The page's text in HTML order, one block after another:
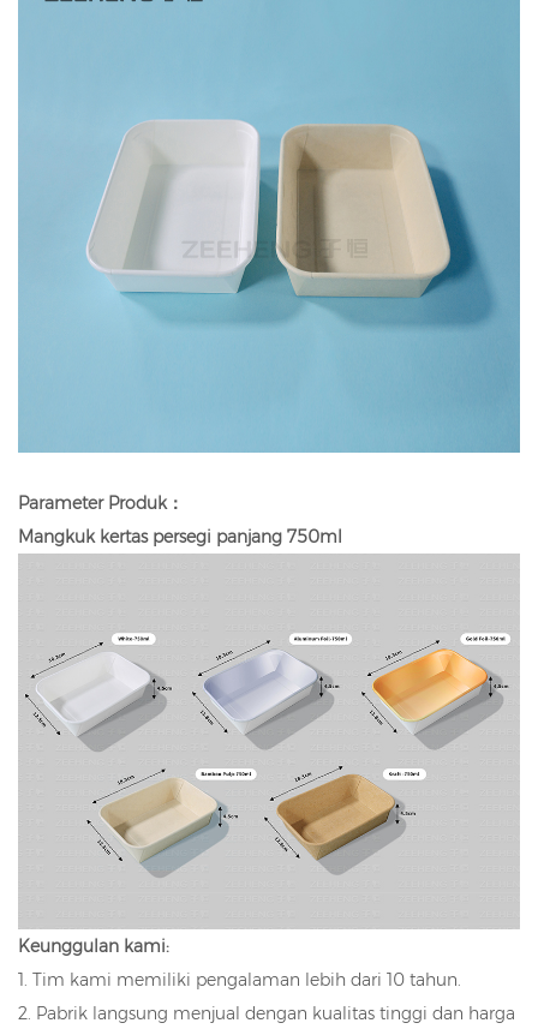
Parameter Produk：
Mangkuk kertas persegi panjang 750ml
Keunggulan kami:
1. Tim kami memiliki pengalaman lebih dari 10 tahun.
2. Pabrik langsung menjual dengan kualitas tinggi dan harga